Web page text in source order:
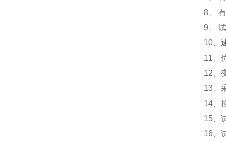
8、
9、
10、
11、
12、
13、
14、
15、
16、